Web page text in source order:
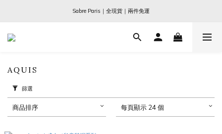
Ogata x 坂本龍一 ｜大師珍藏系列
Sabre Paris｜全現貨｜兩件免運
Ogata x 坂本龍一 ｜大師珍藏系列
AQUIS
篩選
商品排序 每頁顯示 24 個